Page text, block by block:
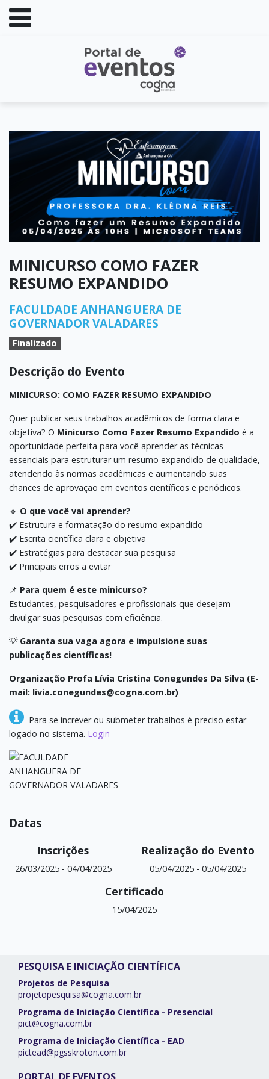
MINICURSO COMO FAZER
RESUMO EXPANDIDO
FACULDADE ANHANGUERA DE
GOVERNADOR VALADARES
Finalizado
Descrição do Evento
MINICURSO: COMO FAZER RESUMO EXPANDIDO
Quer publicar seus trabalhos acadêmicos de forma clara e
objetiva? O Minicurso Como Fazer Resumo Expandido é a
oportunidade perfeita para você aprender as técnicas
essenciais para estruturar um resumo expandido de qualidade,
atendendo às normas acadêmicas e aumentando suas
chances de aprovação em eventos científicos e periódicos.
🔹 O que você vai aprender?
✔️ Estrutura e formatação do resumo expandido
✔️ Escrita científica clara e objetiva
✔️ Estratégias para destacar sua pesquisa
✔️ Principais erros a evitar
📌 Para quem é este minicurso?
Estudantes, pesquisadores e profissionais que desejam
divulgar suas pesquisas com eficiência.
💡 Garanta sua vaga agora e impulsione suas
publicações científicas!
Organização Profa Lívia Cristina Conegundes Da Silva (E-
mail: livia.conegundes@cogna.com.br)
Para se increver ou submeter trabalhos é preciso estar
logado no sistema. Login
Datas
Inscrições
26/03/2025- 04/04/2025
Realização do Evento
05/04/2025- 05/04/2025
Certificado
15/04/2025
PESQUISA E INICIAÇÃO CIENTÍFICA
Projetos de Pesquisa
projetopesquisa@cogna.com.br
Programa de Iniciação Científica - Presencial
pict@cogna.com.br
Programa de Iniciação Científica - EAD
pictead@pgsskroton.com.br